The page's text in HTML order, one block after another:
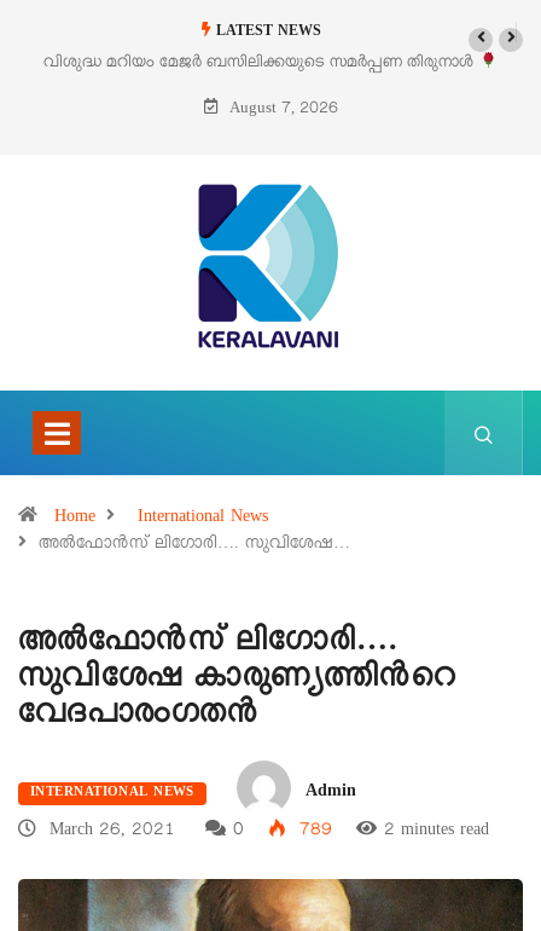
LATEST NEWS
‘പെറ്റൽസ്’ ലൈഫ് സ്റ്റൈൽ എക്സിബിഷനും സെയിലും ഓഗസ്റ്റ് 8-ന്
പെരുമാനൂരിൽ
August 7, 2026
Home
International News
അൽഫോൻസ് ലിഗോരി…. സുവിശേഷ…
അൽഫോൻസ് ലിഗോരി….
സുവിശേഷ കാരുണ്യത്തിന്‍റെ
വേദപാരംഗതൻ
INTERNATIONAL NEWS
Admin
March 26, 2021
0 789 2 minutes read